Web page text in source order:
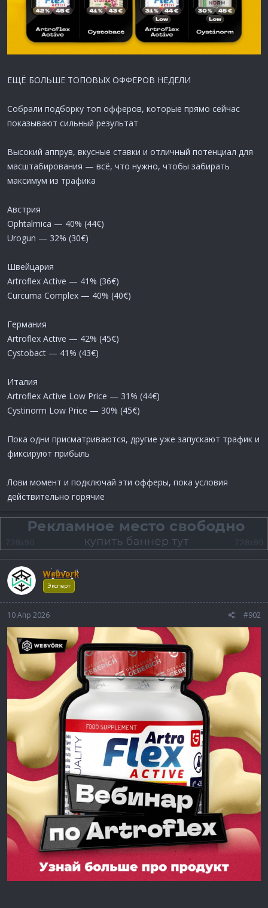
ЕЩЁ БОЛЬШЕ ТОПОВЫХ ОФФЕРОВ НЕДЕЛИ
Собрали подборку топ офферов, которые прямо сейчас
показывают сильный результат
Высокий аппрув, вкусные ставки и отличный потенциал для
масштабирования — всё, что нужно, чтобы забирать
максимум из трафика
Австрия
Ophtalmica — 40% (44€)
Urogun — 32% (30€)
Швейцария
Artroflex Active — 41% (36€)
Curcuma Complex — 40% (40€)
Германия
Artroflex Active — 42% (45€)
Cystobact — 41% (43€)
Италия
Artroflex Active Low Price — 31% (44€)
Cystinorm Low Price — 30% (45€)
Пока одни присматриваются, другие уже запускают трафик и
фиксируют прибыль
Лови момент и подключай эти офферы, пока условия
действительно горячие
Webvork
Эксперт
10 Апр 2026 #902